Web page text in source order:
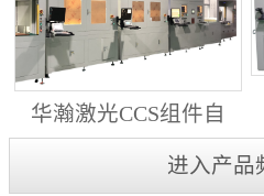
华瀚激光CCS组件自
动生产线（横向线）
进入产品